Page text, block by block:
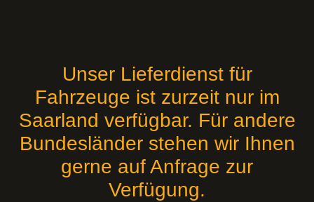
Unser Lieferdienst für
Fahrzeuge ist zurzeit nur im
Saarland verfügbar. Für andere
Bundesländer stehen wir Ihnen
gerne auf Anfrage zur
Verfügung.